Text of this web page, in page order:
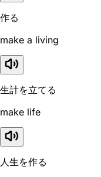
作る
make a living
生計を立てる
make life
人生を作る